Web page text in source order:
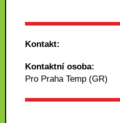
Kontakt:
Kontaktní osoba:
Pro Praha Temp (GR)